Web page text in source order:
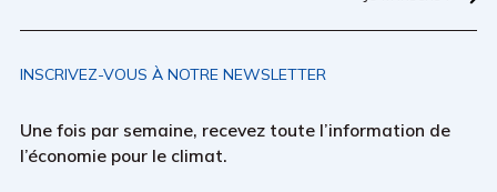
INSCRIVEZ-VOUS À NOTRE NEWSLETTER
Une fois par semaine, recevez toute l’information de
l’économie pour le climat.